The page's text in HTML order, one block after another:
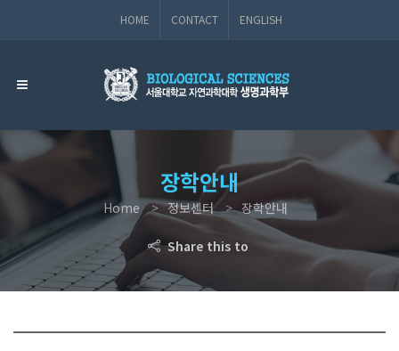
HOME CONTACT ENGLISH
장학안내
Home 정보센터 장학안내
Share this to